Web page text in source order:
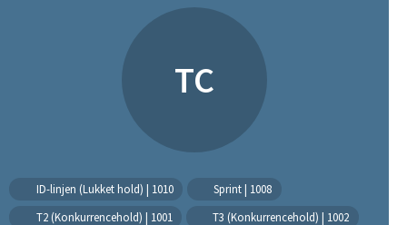
TC
ID-linjen (Lukket hold) | 1010
Sprint | 1008
T2 (Konkurrencehold) | 1001
T3 (Konkurrencehold) | 1002